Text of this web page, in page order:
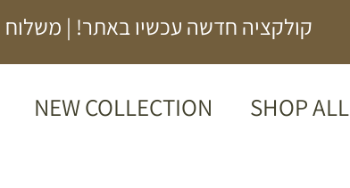
קולקציה חדשה עכשיו באתר! | משלוח
SHOP ALL
NEW COLLECTION